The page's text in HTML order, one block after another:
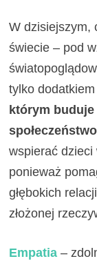
W dzisiejszym,
świecie – pod
tylko
którym buduje
wspierać dzieci
ponieważ
głębokich
złożonej
Empatia –